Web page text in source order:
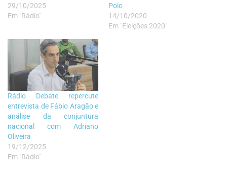
29/10/2025
Em "Rádio"
Polo
14/10/2020
Em "Eleições 2020"
Rádio Debate repercute
entrevista de Fábio Aragão e
análise da conjuntura
nacional com Adriano
Oliveira
19/12/2025
Em "Rádio"